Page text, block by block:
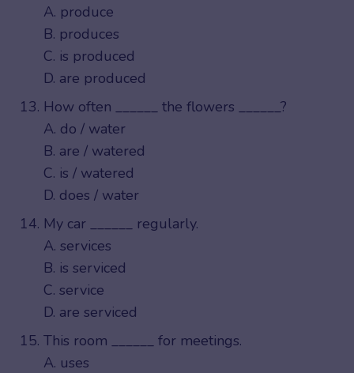
A. produce
B. produces
C. is produced
D. are produced
How often ______ the flowers ______?
A. do / water
B. are / watered
C. is / watered
D. does / water
My car ______ regularly.
A. services
B. is serviced
C. service
D. are serviced
This room ______ for meetings.
A. uses